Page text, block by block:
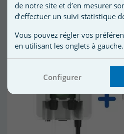
-199,00 €
votre
liste
de notre site et d’en mesurer
d’effectuer un suivi statistique
Vous pouvez régler vos
en utilisant les onglets à gauche.
Configurer